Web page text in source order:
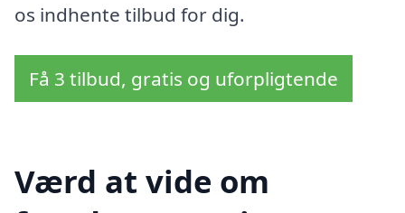
os indhente tilbud for dig.
Få 3 tilbud, gratis og uforpligtende
Værd at vide om